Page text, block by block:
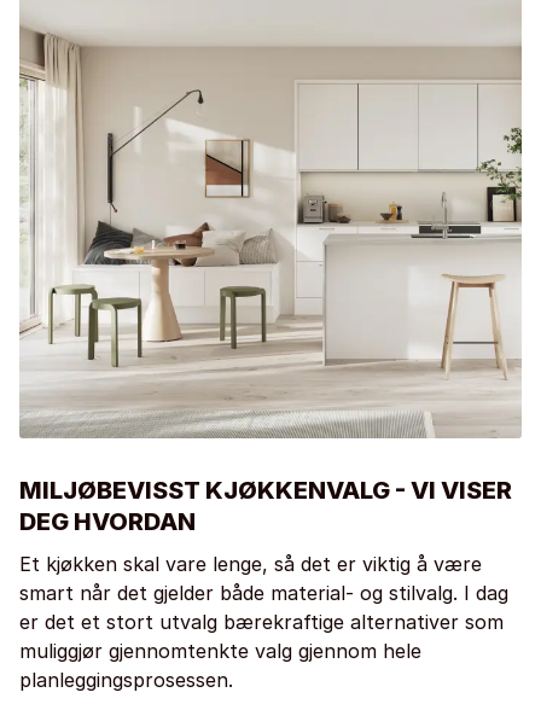
MILJØBEVISST KJØKKENVALG - VI VISER
DEG HVORDAN
Et kjøkken skal vare lenge, så det er viktig å være
smart når det gjelder både material- og stilvalg. I dag
er det et stort utvalg bærekraftige alternativer som
muliggjør gjennomtenkte valg gjennom hele
planleggingsprosessen.